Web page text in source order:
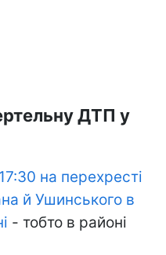
ДТП у
на перехресті
й Ушинського в
- тобто в районі